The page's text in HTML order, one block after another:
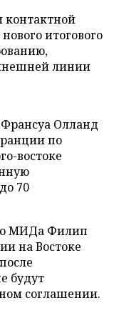
контактной
итогового
линии
Олланд
по
востоке
70
МИДа Филип
на Востоке
будут
соглашении.